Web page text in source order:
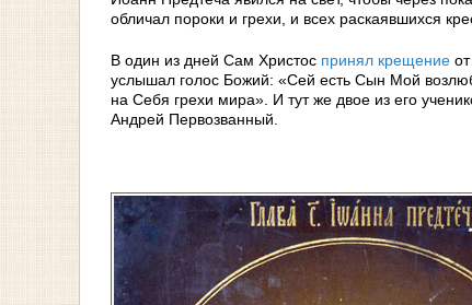
обличал пороки и грехи, и всех раскаявшихся
В один из дней Сам Христос принял крещение
услышал голос Божий: «Сей есть Сын Мой
на Себя грехи мира». И тут же двое из его
Андрей Первозванный.